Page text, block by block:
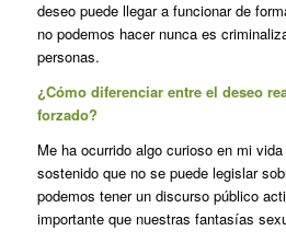
deseo puede llegar a funcionar de
no podemos hacer nunca es
personas.
¿Cómo diferenciar entre el deseo
forzado?
Me ha ocurrido algo curioso en mi
sostenido que no se puede legislar
podemos tener un discurso público
importante que nuestras fantasías